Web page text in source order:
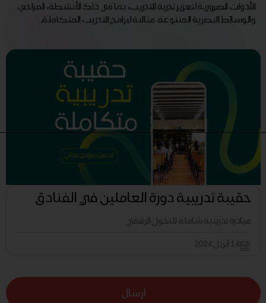
الأدوات الضرورية لتعزيز تجربة التدريب، بما في ذلك الأنشطة، المراجع،
والوسائط البصرية المتنوعة. مثالية لبرامج التدريب المتكاملة.
حقيبة تدريبية دورة العاملين في الفنادق
مبادرة تدريبية شاملة للتحول الرقمي
14 أبريل 2024
ارسال